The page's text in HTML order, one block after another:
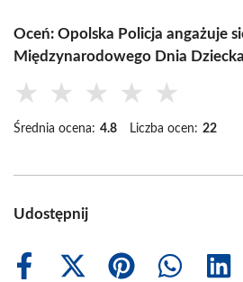
Oceń: Opolska Policja angażuje
Międzynarodowego Dnia
★ ★ ★ ★ ★
Średnia ocena: 4.8 Liczba ocen: 22
Udostępnij
Share
Share
Share
Share